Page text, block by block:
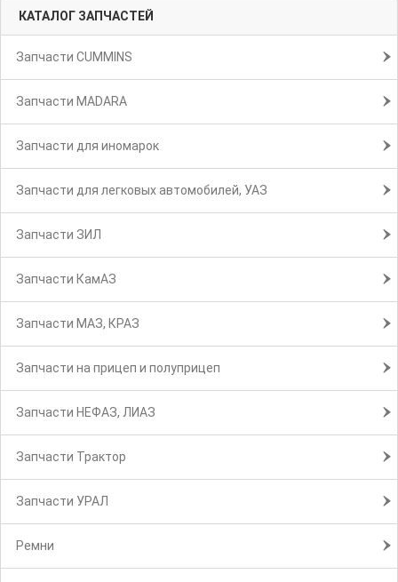
КАТАЛОГ ЗАПЧАСТЕЙ
Запчасти CUMMINS
Запчасти MADARA
Запчасти для иномарок
Запчасти для легковых автомобилей, УАЗ
Запчасти ЗИЛ
Запчасти КамАЗ
Запчасти МАЗ, КРАЗ
Запчасти на прицеп и полуприцеп
Запчасти НЕФАЗ, ЛИАЗ
Запчасти Трактор
Запчасти УРАЛ
Ремни